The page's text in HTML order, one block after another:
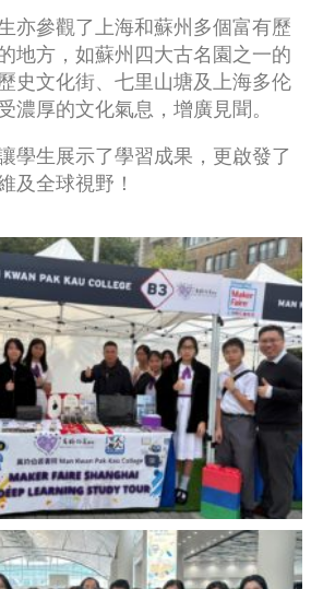
亦參觀了上海和蘇州多個富有歷
地方，如蘇州四大古名園之一的
史文化街、七里山塘及上海多伦
濃厚的文化氣息，增廣見聞。
學生展示了學習成果，更啟發了
及全球視野！